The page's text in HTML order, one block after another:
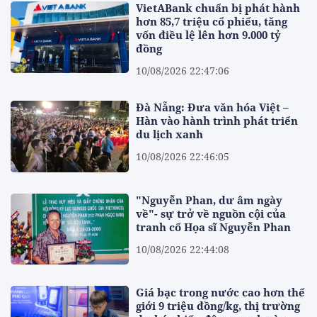
VietABank chuẩn bị phát hành
hơn 85,7 triệu cổ phiếu, tăng
vốn điều lệ lên hơn 9.000 tỷ
đồng
10/08/2026 22:47:06
Đà Nẵng: Đưa văn hóa Việt –
Hàn vào hành trình phát triển
du lịch xanh
10/08/2026 22:46:05
"Nguyễn Phan, dư âm ngày
về"- sự trở về nguồn cội của
tranh cố Họa sĩ Nguyễn Phan
10/08/2026 22:44:08
Giá bạc trong nước cao hơn thế
giới 9 triệu đồng/kg, thị trường